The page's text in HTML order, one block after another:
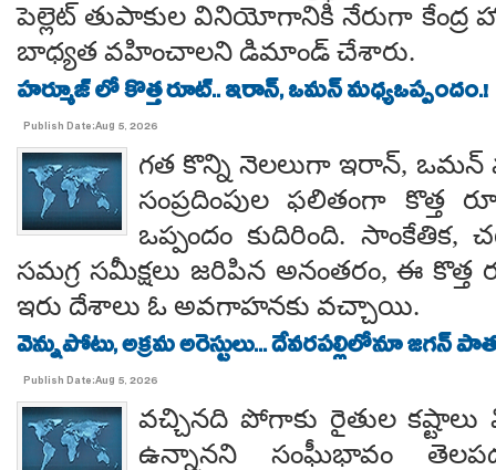
పెల్లెట్ తుపాకుల వినియోగానికి నేరుగా
బాధ్యత వహించాలని డిమాండ్ చేశారు.
హర్మూజ్ లో కొత్త రూట్.. ఇరాన్, ఒమన్ మధ్యఒప్పందం.!
Publish Date:Aug 5, 2026
గత కొన్ని నెలలుగా ఇరాన్, ఒమన్
సంప్రదింపుల ఫలితంగా కొత్త
ఒప్పందం కుదిరింది. సాంకేతిక,
సమగ్ర సమీక్షలు జరిపిన అనంతరం, ఈ కొత్త
ఇరు దేశాలు ఓ అవగాహనకు వచ్చాయి.
వెన్నుపోటు, అక్రమ అరెస్టులు... దేవరపల్లిలోనూ జగన్
Publish Date:Aug 5, 2026
వచ్చినది పోగాకు రైతుల
ఉన్నానని సంఘీభావం